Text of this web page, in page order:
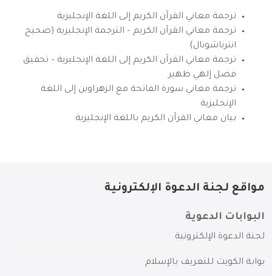
ترجمة معاني القرآن الكريم إلى اللغة الإنجليزية
ترجمة معاني القرآن الكريم – الترجمة الإنجليزية (صحيح
انترناشونال)
ترجمة معاني القرآن الكريم إلى اللغة الإنجليزية – تحقيق
فضل إلهي ظهير
ترجمة معاني سورة الفاتحة مع الزهراوين إلى اللغة
الإنجليزية
بيان معاني القرآن الكريم باللغة الإنجليزية
مواقع لجنة الدعوة الإلكترونية
البوابات الدعوية
لجنة الدعوة الإلكترونية
بوابة الكويت للتعريف بالإسلام